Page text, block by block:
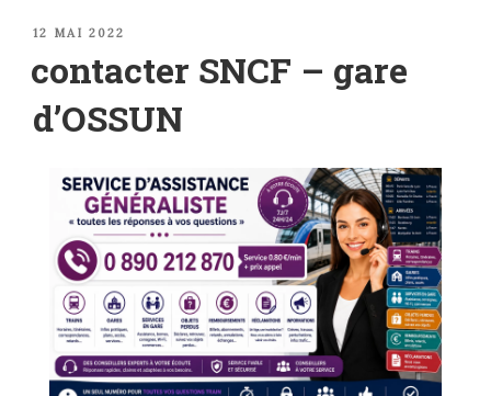
PUBLIÉ
12 MAI 2022
contacter SNCF – gare
d’OSSUN